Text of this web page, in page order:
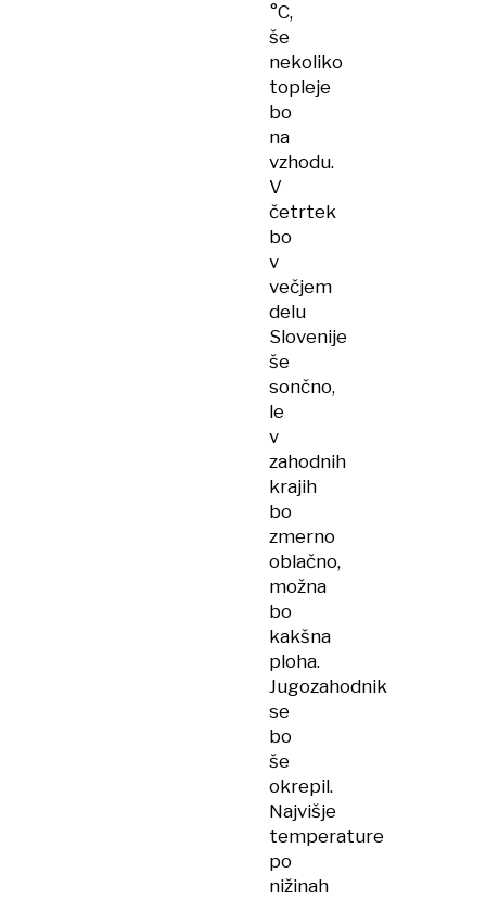
°C,
še
nekoliko
topleje
bo
na
vzhodu.
V
četrtek
bo
v
večjem
delu
Slovenije
še
sončno,
le
v
zahodnih
krajih
bo
zmerno
oblačno,
možna
bo
kakšna
ploha.
Jugozahodnik
se
bo
še
okrepil.
Najvišje
temperature
po
nižinah